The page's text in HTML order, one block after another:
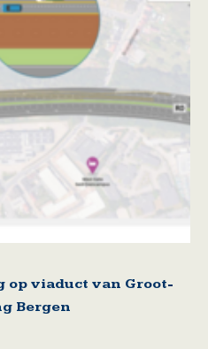
op viaduct van Groot-
Bergen